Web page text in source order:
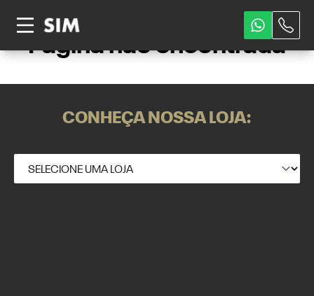
Página não encontrada
CONHEÇA NOSSA LOJA: